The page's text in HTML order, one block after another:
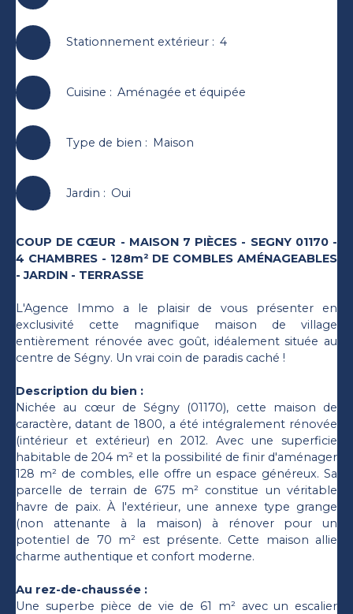
Stationnement extérieur: 4
Cuisine : Aménagée et équipée
Type de bien : Maison
Jardin : Oui
COUP DE CŒUR - MAISON 7 PIÈCES - SEGNY 01170 -
4 CHAMBRES - 128m² DE COMBLES AMÉNAGEABLES
- JARDIN - TERRASSE
L'Agence Immo a le plaisir de vous présenter en
exclusivité cette magnifique maison de village
entièrement rénovée avec goût, idéalement située au
centre de Ségny. Un vrai coin de paradis caché !
Description du bien :
Nichée au cœur de Ségny (01170), cette maison de
caractère, datant de 1800, a été intégralement rénovée
(intérieur et extérieur) en 2012. Avec une superficie
habitable de 204 m² et la possibilité de finir d'aménager
128 m² de combles, elle offre un espace généreux. Sa
parcelle de terrain de 675 m² constitue un véritable
havre de paix. À l'extérieur, une annexe type grange
(non attenante à la maison) à rénover pour un
potentiel de 70 m² est présente. Cette maison allie
charme authentique et confort moderne.
Au rez-de-chaussée :
Une superbe pièce de vie de 61 m² avec un escalier